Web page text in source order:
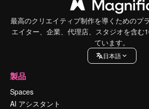
最高のクリエイティブ制作を導くためのプ
エイター、企業、代理店、スタジオを含む
ています。
日本語
製品
Spaces
AI アシスタント